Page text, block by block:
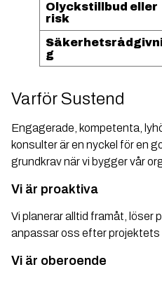
Olyckstillbud eller
risk
g
Varför Sustend
Engagerade, kompetenta,
konsulter är en nyckel för en
grundkrav när vi bygger vår
Vi är proaktiva
Vi planerar alltid framåt, löser
anpassar oss efter projektets
Vi är oberoende